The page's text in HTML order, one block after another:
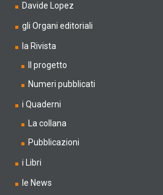
Davide Lopez
gli Organi editoriali
la Rivista
Il progetto
Numeri pubblicati
i Quaderni
La collana
Pubblicazioni
i Libri
le News